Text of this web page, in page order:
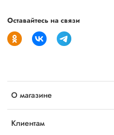
О магазине
Клиентам
Оставайтесь на связи